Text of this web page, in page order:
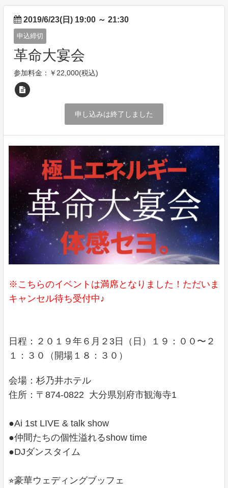
2019/6/23(日) 19:00 ～ 21:30
申込締切
革命大宴会
参加料金：￥22,000(税込)
申し込みは終了しました
※こちらのイベントは満席となりました！ただいま
キャンセル待ち受付中♪
日程：２０１９年６月２3日（日）１９：００〜２
１：３０（開場１８：３０）
会場：杉乃井ホテル
住所：〒874-0822 大分県別府市観海寺1
●Ai 1st LIVE & talk show
●仲間たちの個性溢れるshow time
●DJダンスタイム
⭐︎豪華ウェディングブッフェ